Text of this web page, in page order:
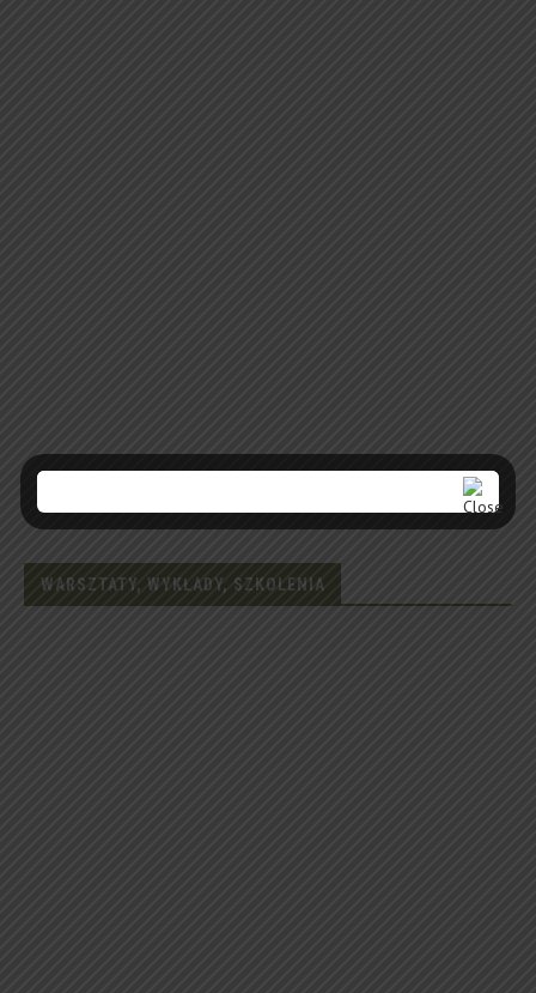
WARSZTATY, WYKŁADY, SZKOLENIA